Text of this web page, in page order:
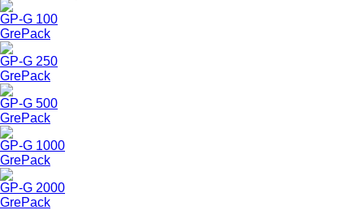
GP-G 100
GrePack
GP-G 250
GrePack
GP-G 500
GrePack
GP-G 1000
GrePack
GP-G 2000
GrePack